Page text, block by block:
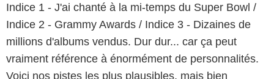
Indice 1 - J'ai chanté à la mi-temps du Super Bowl /
Indice 2 - Grammy Awards / Indice 3 - Dizaines de
millions d'albums vendus. Dur dur... car ça peut
vraiment référence à énormément de personnalités.
Voici nos pistes les plus plausibles, mais bien